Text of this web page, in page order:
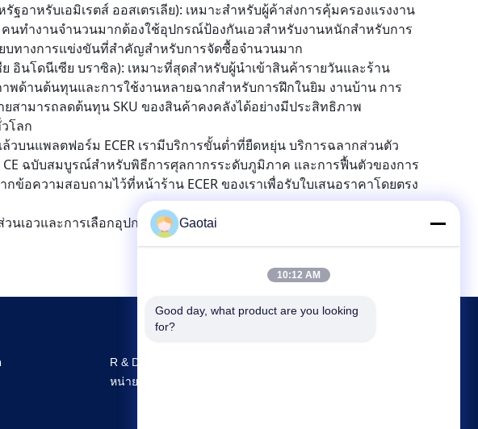
ฐอาหรับเอมิเรตส์ ออสเตรเลีย): เหมาะสำหรับผู้ค้าส่งการคุ้มครองแรงงาน
นทำงานจำนวนมากต้องใช้อุปกรณ์ป้องกันเอวสำหรับงานหนักสำหรับการ
บทางการแข่งขันที่สำคัญสำหรับการจัดซื้อจำนวนมาก
ย อินโดนีเซีย บราซิล): เหมาะที่สุดสำหรับผู้นำเข้าสินค้ารายวันและร้าน
ด้านต้นทุนและการใช้งานหลายฉากสำหรับการฝึกในยิม งานบ้าน การ
สามารถลดต้นทุน SKU ของสินค้าคงคลังได้อย่างมีประสิทธิภาพ
โลก
วบนแพลตฟอร์ม ECER เรามีบริการขั้นต่ำที่ยืดหยุ่น บริการฉลากส่วนตัว
ฉบับสมบูรณ์สำหรับพิธีการศุลกากรระดับภูมิภาค และการฟื้นตัวของการ
อความสอบถามไว้ที่หน้าร้าน ECER ของเราเพื่อรับใบเสนอราคาโดยตรง
เอวและการเลือกอุปกรณ์พยุงหลังอย่างมืออาชีพ
R & D และการผลิตที่ใหญ่ที่สุด Back Support จํา
หน่ายในจีน
Gaotai
10:12 AM
Good day, what product are you looking
for?